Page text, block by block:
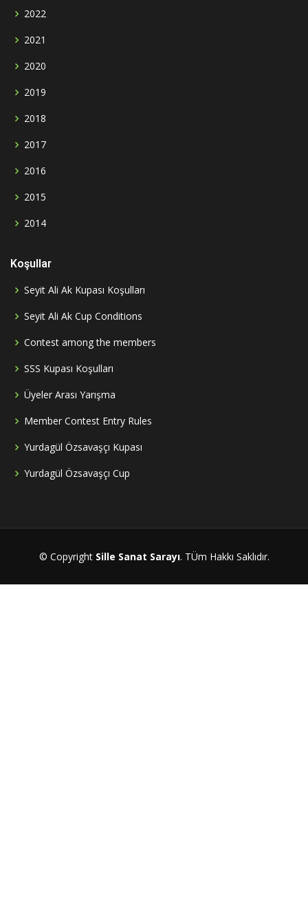
2022
2021
2020
2019
2018
2017
2016
2015
2014
Koşullar
Seyit Ali Ak Kupası Koşulları
Seyit Ali Ak Cup Conditions
Contest among the members
SSS Kupası Koşulları
Üyeler Arası Yarışma
Member Contest Entry Rules
Yurdagül Özsavaşçı Kupası
Yurdagül Özsavaşçı Cup
© Copyright Sille Sanat Sarayı. TÜm Hakkı Saklıdır.